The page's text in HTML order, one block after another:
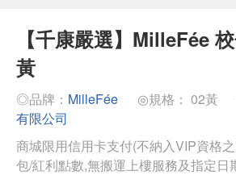
【千康嚴選】MilleFée
黃
◎品牌： MilleFée ◎規格： 02黃
有限公司
商城限用信用卡支付(不納入VIP資格
包/紅利點數,無搬運上樓服務及指定日